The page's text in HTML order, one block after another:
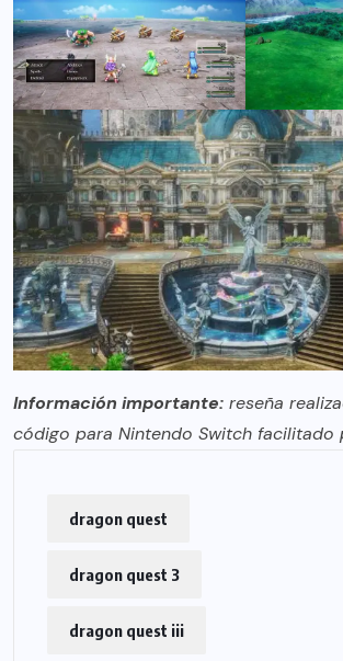
Información importante: reseña
código para Nintendo Switch facilitado
dragon quest
dragon quest 3
dragon quest iii